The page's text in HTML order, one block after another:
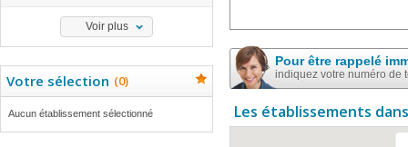
Voir plus
Votre sélection (0)
Aucun établissement sélectionné
Pour être rappelé
indiquez votre numéro de
Les établissements